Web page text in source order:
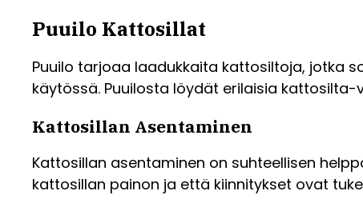
Puuilo Kattosillat
Puuilo tarjoaa laadukkaita kattosiltoja, jotka
käytössä. Puuilosta löydät erilaisia
Kattosillan Asentaminen
Kattosillan asentaminen on suhteellisen
kattosillan painon ja että kiinnitykset ovat